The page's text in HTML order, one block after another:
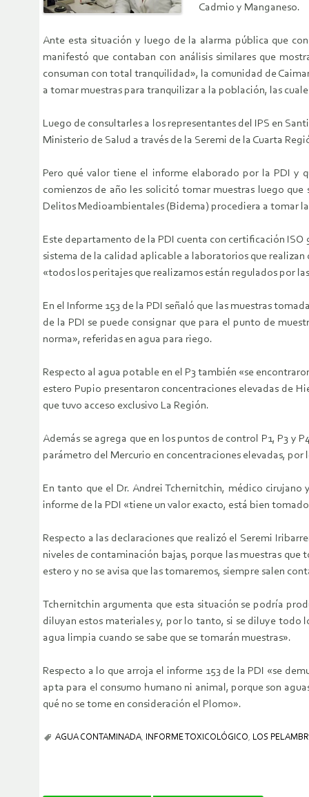
Cadmio y Manganeso.
Ante esta situación y luego de la alarma pública que
manifestó que contaban con análisis similares que
consuman con total tranquilidad», la comunidad de
a tomar muestras para tranquilizar a la población, las
Luego de consultarles a los representantes del IPS en
Ministerio de Salud a través de la Seremi de la Cuarta
Pero qué valor tiene el informe elaborado por la PDI y
comienzos de año les solicitó tomar muestras luego
Delitos Medioambientales (Bidema) procediera a tomar
Este departamento de la PDI cuenta con certificación
sistema de la calidad aplicable a laboratorios que realizan
«todos los peritajes que realizamos están regulados por
En el Informe 153 de la PDI señaló que las muestras
de la PDI se puede consignar que para el punto de
norma», referidas en agua para riego.
Respecto al agua potable en el P3 también «se
estero Pupio presentaron concentraciones elevadas de
que tuvo acceso exclusivo La Región.
Además se agrega que en los puntos de control P1, P3 y
parámetro del Mercurio en concentraciones elevadas, por
En tanto que el Dr. Andrei Tchernitchin, médico
informe de la PDI «tiene un valor exacto, está bien
Respecto a las declaraciones que realizó el Seremi
niveles de contaminación bajas, porque las muestras
estero y no se avisa que las tomaremos, siempre salen
Tchernitchin argumenta que esta situación se podría
diluyan estos materiales y, por lo tanto, si se diluye todo
agua limpia cuando se sabe que se tomarán muestras».
Respecto a lo que arroja el informe 153 de la PDI «se
apta para el consumo humano ni animal, porque son
qué no se tome en consideración el Plomo».
AGUA CONTAMINADA, INFORME TOXICOLÓGICO, LOS